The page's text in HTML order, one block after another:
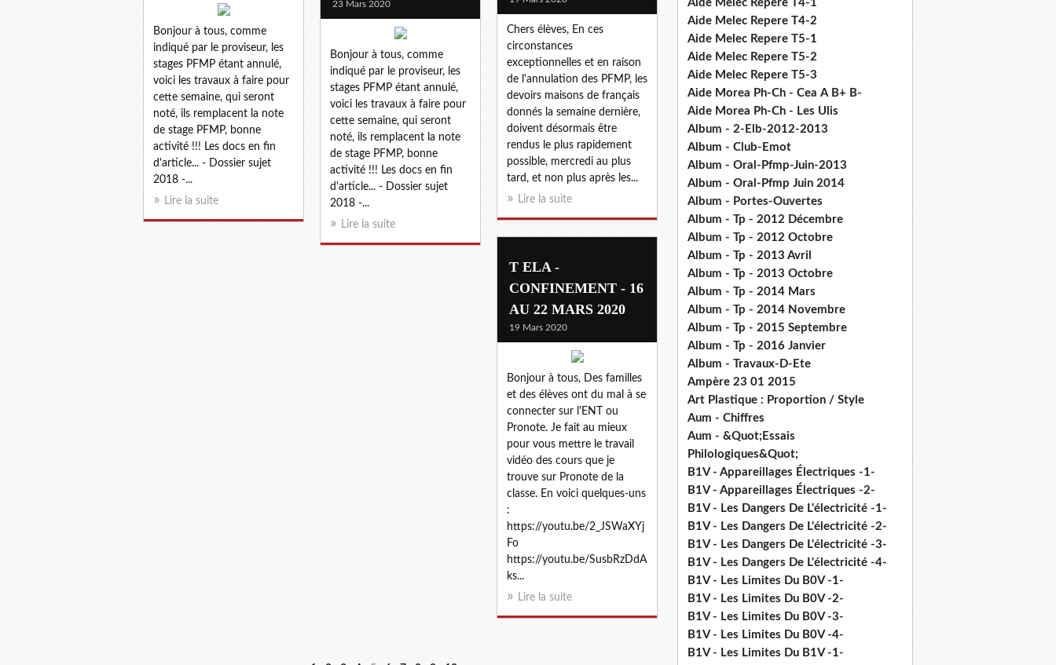
Bonjour à tous, comme
indiqué par le proviseur, les
stages PFMP étant annulé,
voici les travaux à faire pour
cette semaine, qui seront
noté, ils remplacent la note
de stage PFMP, bonne
activité !!! Les docs en fin
d'article... - Dossier sujet
2018 -...
Lire la suite
23 Mars 2020
Bonjour à tous, comme
indiqué par le proviseur, les
stages PFMP étant annulé,
voici les travaux à faire pour
cette semaine, qui seront
noté, ils remplacent la note
de stage PFMP, bonne
activité !!! Les docs en fin
d'article... - Dossier sujet
2018 -...
Lire la suite
Chers élèves, En ces
circonstances
exceptionnelles et en raison
de l'annulation des PFMP, les
devoirs maisons de français
donnés la semaine dernière,
doivent désormais être
rendus le plus rapidement
possible, mercredi au plus
tard, et non plus après les...
Lire la suite
T ELA -
CONFINEMENT - 16
AU 22 MARS 2020
19 Mars 2020
Bonjour à tous, Des familles
et des élèves ont du mal à se
connecter sur l'ENT ou
Pronote. Je fait au mieux
pour vous mettre le travail
vidéo des cours que je
trouve sur Pronote de la
classe. En voici quelques-uns
:
https://youtu.be/2_JSWaXYj
Fo
https://youtu.be/SusbRzDdA
ks...
Lire la suite
Aide Melec Repere T4-1
Aide Melec Repere T4-2
Aide Melec Repere T5-1
Aide Melec Repere T5-2
Aide Melec Repere T5-3
Aide Morea Ph-Ch - Cea Α Β+ Β-
Aide Morea Ph-Ch - Les Ulis
Album - 2-Elb-2012-2013
Album - Club-Emot
Album - Oral-Pfmp-Juin-2013
Album - Oral-Pfmp Juin 2014
Album - Portes-Ouvertes
Album - Tp - 2012 Décembre
Album - Tp - 2012 Octobre
Album - Tp - 2013 Avril
Album - Tp - 2013 Octobre
Album - Tp - 2014 Mars
Album - Tp - 2014 Novembre
Album - Tp - 2015 Septembre
Album - Tp - 2016 Janvier
Album - Travaux-D-Ete
Ampère 23 01 2015
Art Plastique : Proportion / Style
Aum - Chiffres
Aum - &Quot;Essais
Philologiques&Quot;
B1V - Appareillages Électriques -1-
B1V - Appareillages Électriques -2-
B1V - Les Dangers De L'électricité -1-
B1V - Les Dangers De L'électricité -2-
B1V - Les Dangers De L'électricité -3-
B1V - Les Dangers De L'électricité -4-
B1V - Les Limites Du B0V -1-
B1V - Les Limites Du B0V -2-
B1V - Les Limites Du B0V -3-
B1V - Les Limites Du B0V -4-
B1V - Les Limites Du B1V -1-